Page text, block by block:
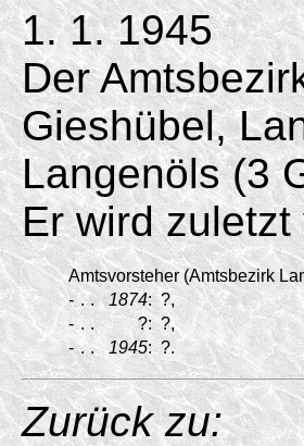
1. 1. 1945
Der
Gieshübel,
Langenöls (3
Er wird
Amtsvorsteher (Amtsbezirk
- . . 1874: ?,
- . . ?: ?,
- . . 1945: ?.
Zurück zu: